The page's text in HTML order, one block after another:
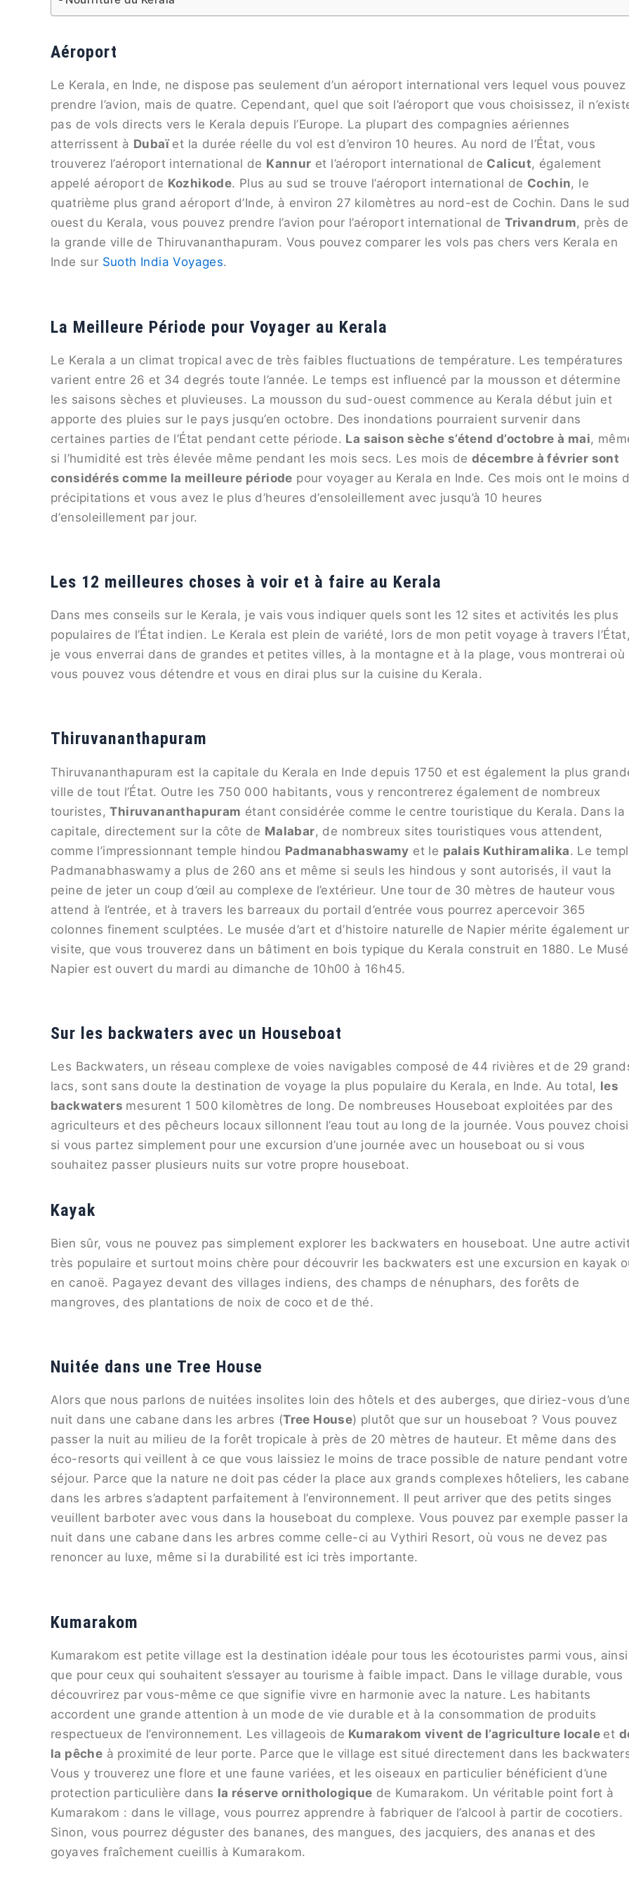
Aéroport
Le Kerala, en Inde, ne dispose pas seulement d’un aéroport international vers lequel vous pouvez
prendre l’avion, mais de quatre. Cependant, quel que soit l’aéroport que vous choisissez, il
pas de vols directs vers le Kerala depuis l’Europe. La plupart des compagnies aériennes
atterrissent à Dubaï et la durée réelle du vol est d’environ 10 heures. Au nord de l’État, vous
trouverez l’aéroport international de Kannur et l’aéroport international de Calicut, également
appelé aéroport de Kozhikode. Plus au sud se trouve l’aéroport international de Cochin, le
quatrième plus grand aéroport d’Inde, à environ 27 kilomètres au nord-est de Cochin. Dans le
ouest du Kerala, vous pouvez prendre l’avion pour l’aéroport international deTrivandrum, près de
la grande ville de Thiruvananthapuram. Vous pouvez comparer les vols pas chers vers Kerala en
Inde sur Suoth India Voyages.
La Meilleure Période pour Voyager au Kerala
Le Kerala a un climat tropical avec de très faibles fluctuations de température. Les températures
varient entre 26 et 34 degrés toute l’année. Le temps est influencé par la mousson et détermine
les saisons sèches et pluvieuses. La mousson du sud-ouest commence au Kerala début juin et
apporte des pluies sur le pays jusqu’en octobre. Des inondations pourraient survenir dans
certaines parties de l’État pendant cette période. La saison sèche s’étend d’octobre à mai,
si l’humidité est très élevée même pendant les mois secs. Les mois de décembre à février sont
considérés comme la meilleure période pour voyager au Kerala en Inde. Ces mois ont le moins
précipitations et vous avez le plus d’heures d’ensoleillement avec jusqu’à 10 heures
d’ensoleillement par jour.
Les 12 meilleures choses à voir et à faire au Kerala
Dans mes conseils sur le Kerala, je vais vous indiquer quels sont les 12 sites et activités les plus
populaires de l’État indien. Le Kerala est plein de variété, lors de mon petit voyage à travers
je vous enverrai dans de grandes et petites villes, à la montagne et à la plage, vous montrerai où
vous pouvez vous détendre et vous en dirai plus sur la cuisine du Kerala.
Thiruvananthapuram
Thiruvananthapuram est la capitale du Kerala en Inde depuis 1750 et est également la plus
ville de tout l’État. Outre les 750 000 habitants, vous y rencontrerez également de nombreux
touristes,Thiruvananthapuram étant considérée comme le centre touristique du Kerala. Dans la
capitale, directement sur la côte de Malabar, de nombreux sites touristiques vous attendent,
comme l’impressionnant temple hindou Padmanabhaswamy et le palais Kuthiramalika. Le
Padmanabhaswamy a plus de 260 ans et même si seuls les hindous y sont autorisés, il vaut la
peine de jeter un coup d’œil au complexe de l’extérieur. Une tour de 30 mètres de hauteur vous
attend à l’entrée, et à travers les barreaux du portail d’entrée vous pourrez apercevoir 365
colonnes finement sculptées. Le musée d’art et d’histoire naturelle de Napier mérite également
visite, que vous trouverez dans un bâtiment en bois typique du Kerala construit en 1880. Le
Napier est ouvert du mardi au dimanche de 10h00 à 16h45.
Sur les backwaters avec un Houseboat
Les Backwaters, un réseau complexe de voies navigables composé de 44 rivières et de 29
lacs, sont sans doute la destination de voyage la plus populaire du Kerala, en Inde. Au total, les
backwaters mesurent 1 500 kilomètres de long. De nombreuses Houseboat exploitées par des
agriculteurs et des pêcheurs locaux sillonnent l’eau tout au long de la journée. Vous pouvez
si vous partez simplement pour une excursion d’une journée avec un houseboat ou si vous
souhaitez passer plusieurs nuits sur votre propre houseboat.
Kayak
Bien sûr, vous ne pouvez pas simplement explorer les backwaters en houseboat. Une autre
très populaire et surtout moins chère pour découvrir les backwaters est une excursion en kayak
en canoë. Pagayez devant des villages indiens, des champs de nénuphars, des forêts de
mangroves, des plantations de noix de coco et de thé.
Nuitée dans une Tree House
Alors que nous parlons de nuitées insolites loin des hôtels et des auberges, que diriez-vous
nuit dans une cabane dans les arbres (Tree House) plutôt que sur un houseboat ? Vous pouvez
passer la nuit au milieu de la forêt tropicale à près de 20 mètres de hauteur. Et même dans des
éco-resorts qui veillent à ce que vous laissiez le moins de trace possible de nature pendant votre
séjour. Parce que la nature ne doit pas céder la place aux grands complexes hôteliers, les
dans les arbres s’adaptent parfaitement à l’environnement. Il peut arriver que des petits singes
veuillent barboter avec vous dans la houseboat du complexe. Vous pouvez par exemple passer la
nuit dans une cabane dans les arbres comme celle-ci au Vythiri Resort, où vous ne devez pas
renoncer au luxe, même si la durabilité est ici très importante.
Kumarakom
Kumarakom est petite village est la destination idéale pour tous les écotouristes parmi vous, ainsi
que pour ceux qui souhaitent s’essayer au tourisme à faible impact. Dans le village durable, vous
découvrirez par vous-même ce que signifie vivre en harmonie avec la nature. Les habitants
accordent une grande attention à un mode de vie durable et à la consommation de produits
respectueux de l’environnement. Les villageois de Kumarakom vivent de l’agriculture locale et
la pêche à proximité de leur porte. Parce que le village est situé directement dans les
Vous y trouverez une flore et une faune variées, et les oiseaux en particulier bénéficient d’une
protection particulière dans la réserve ornithologique de Kumarakom. Un véritable point fort à
Kumarakom : dans le village, vous pourrez apprendre à fabriquer de l’alcool à partir de cocotiers.
Sinon, vous pourrez déguster des bananes, des mangues, des jacquiers, des ananas et des
goyaves fraîchement cueillis à Kumarakom.